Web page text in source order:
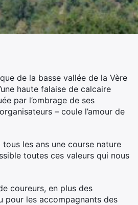
de la basse vallée de la Vère
haute falaise de calcaire
par l’ombrage de ses
– coule l’amour de
tous les ans une course nature
toutes ces valeurs qui nous
coureurs, en plus des
pour les accompagnants des